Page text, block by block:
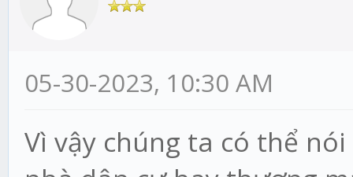
05-30-2023, 10:30 AM
Vì vậy chúng ta có thể